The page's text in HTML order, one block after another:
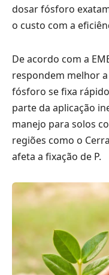
dosar fósforo
o custo com a
De acordo com a
respondem melhor
fósforo se fixa
parte da aplicação
manejo para solos
regiões como o
afeta a fixação de P.